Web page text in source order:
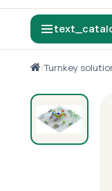
/Turnkey